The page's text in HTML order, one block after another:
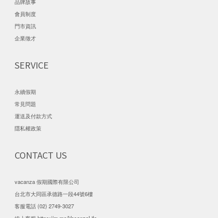
會員制度
門市資訊
企業徵才
SERVICE
永續假期
常見問題
運送及付款方式
隱私權政策
CONTACT US
vacanza 假期國際有限公司
台北市大同區承德路一段44號6樓
客服電話 (02) 2749-3027